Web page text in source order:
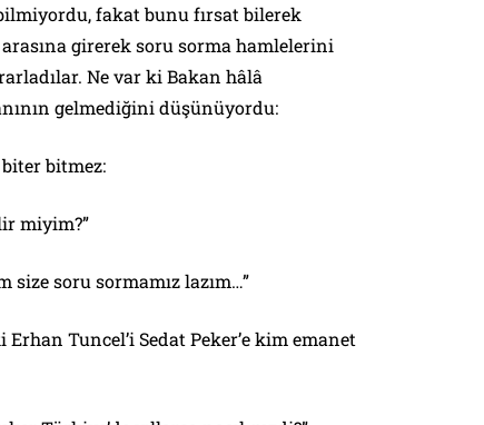
fakat bunu fırsat bilerek
girerek soru sorma hamlelerini
Ne var ki Bakan hâlâ
gelmediğini düşünüyordu:
bitmez:
miyim?”
size soru sormamız lazım…”
Tuncel’i Sedat Peker’e kim emanet